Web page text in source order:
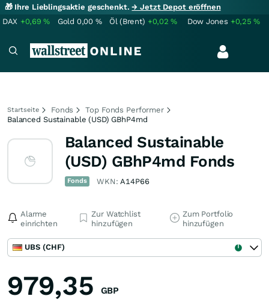
🎁 Ihre Lieblingsaktie geschenkt.→ Jetzt Depot eröffnen
DAX +0,69% Gold 0,00 % Öl (Brent) +0,02% Dow Jones +0,25%
Startseite Fonds
Top Fonds Performer
Balanced Sustainable (USD) GBhP4md
Balanced Sustainable
(USD) GBhP4md Fonds
Fonds WKN:A14P66
Alarme
einrichten
Zur Watchlist
hinzufügen
Zum Portfolio
hinzufügen
UBS (CHF)
979,35 GBP